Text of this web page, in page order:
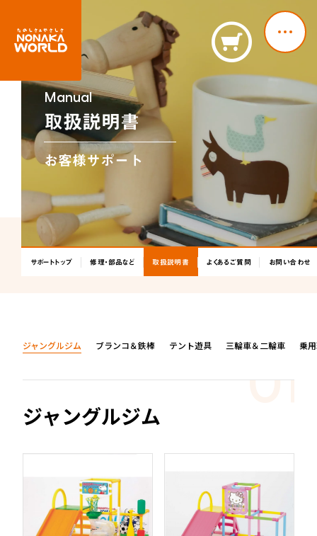
ホーム
ニュース
新製品情報 お知らせ ニュースリリース
NONAKAのなか、探検隊！
NONAKAのなか、探検隊！
会社情報
オンラインストア限定商品
お問い合わせ
商品企画
管理部門(総務、経理など)
Manual
取扱説明書
お客様サポート
サポートトップ 修理・部品など 取扱説明書 よくあるご質問 お問い合わせ
ジャングルジム
ジャングルジム ブランコ＆鉄棒 テント遊具 三輪車＆二輪車 乗